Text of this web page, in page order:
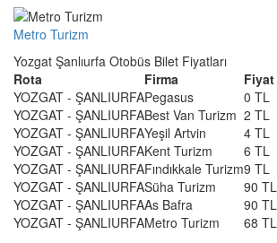
Metro Turizm
Yozgat Şanlıurfa Otobüs Bilet Fiyatları
Rota
Firma
Fiyat
YOZGAT - ŞANLIURFAPegasus
0 TL
YOZGAT - ŞANLIURFABest Van Turizm 2 TL
YOZGAT - ŞANLIURFAYeşil Artvin
4 TL
YOZGAT - ŞANLIURFAKent Turizm
6 TL
YOZGAT - ŞANLIURFAFındıkkale Turizm9 TL
YOZGAT - ŞANLIURFASüha Turizm
90 TL
YOZGAT - ŞANLIURFAAs Bafra
90 TL
YOZGAT - ŞANLIURFAMetro Turizm 68 TL